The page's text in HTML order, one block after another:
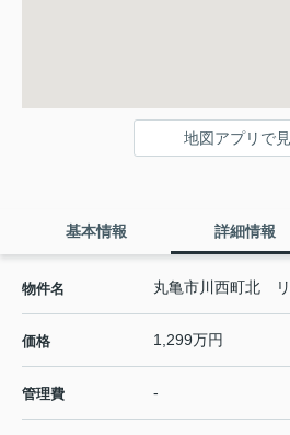
地図アプリで
基本情報 詳細情報
物件名 丸亀市川西町北
価格 1,299万円
管理費 -